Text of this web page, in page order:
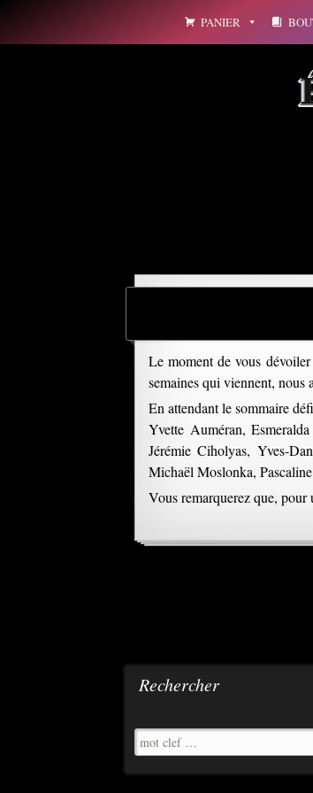
PANIER
Le moment de vous
semaines qui viennent, nous
En attendant le sommaire
Yvette Auméran,
Jérémie Ciholyas, Yves-
Michaël Moslonka,
Vous remarquerez que,
Rechercher